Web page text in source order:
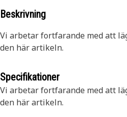
Beskrivning
Vi arbetar fortfarande med att
den här artikeln.
Specifikationer
Vi arbetar fortfarande med att
den här artikeln.